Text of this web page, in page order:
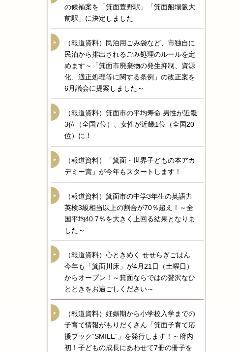
の候補案を「箕面萱野駅」「箕面船場阪大
前駅」に決定しました
（報道資料）民泊用ごみ袋など、市独自に
民泊から排出されるごみ処理のルールを定
めます～「箕面市廃棄物の発生抑制、資源
化、適正処理等に関する条例」の改正案を
6月議会に提案しました～
（報道資料）箕面市の平均寿命 男性が近畿
3位（全国7位）、女性が近畿1位（全国20
位）に！
（報道資料）「箕面・世界子どもの本アカ
デミー賞」が今年もスタートします！
（報道資料）箕面市の中学3年生の英語力
英検3級相当以上の割合が70％超え！～全
国平均40.7％を大きく上回る結果となりま
した～
（報道資料）心ときめく せせらぎごはん
今年も「箕面川床」が4月21日（土曜日）
からオープン！～箕面ならではの贅沢なひ
とときをお過ごしください～
（報道資料）妊娠期から小学校入学までの
子育て情報がもりだくさん「箕面子育て応
援ブック“SMILE”」を発行します！～府内
初！子どもの成長にあわせて7冊の冊子を